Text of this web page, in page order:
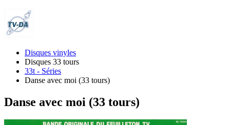
Disques vinyles
Disques 33 tours
33t - Séries
Danse avec moi (33 tours)
Danse avec moi (33 tours)